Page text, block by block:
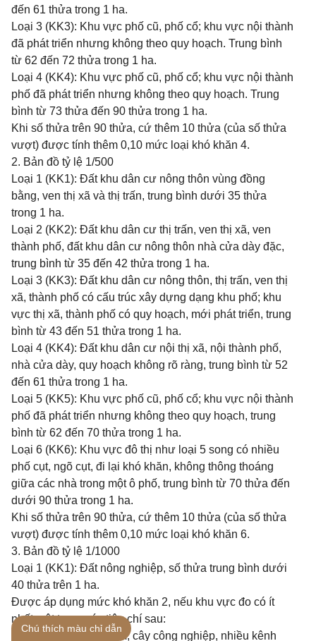
đến 61 thửa trong 1 ha.
Loại 3 (KK3): Khu vực phố cũ, phố cổ; khu vực nội thành
đã phát triển nhưng không theo quy hoạch. Trung bình
từ 62 đến 72 thửa trong 1 ha.
Loại 4 (KK4): Khu vực phố cũ, phố cổ; khu vực nội thành
phố đã phát triển nhưng không theo quy hoạch. Trung
bình từ 73 thửa đến 90 thửa trong 1 ha.
Khi số thửa trên 90 thửa, cứ thêm 10 thửa (của số thửa
vượt) được tính thêm 0,10 mức loại khó khăn 4.
2. Bản đồ tỷ lệ 1/500
Loại 1 (KK1): Đất khu dân cư nông thôn vùng đồng
bằng, ven thị xã và thị trấn, trung bình dưới 35 thửa
trong 1 ha.
Loại 2 (KK2): Đất khu dân cư thị trấn, ven thị xã, ven
thành phố, đất khu dân cư nông thôn nhà cửa dày đặc,
trung bình từ 35 đến 42 thửa trong 1 ha.
Loại 3 (KK3): Đất khu dân cư nông thôn, thị trấn, ven thị
xã, thành phố có cấu trúc xây dựng dạng khu phố; khu
vực thị xã, thành phố có quy hoạch, mới phát triển, trung
bình từ 43 đến 51 thửa trong 1 ha.
Loại 4 (KK4): Đất khu dân cư nội thị xã, nội thành phố,
nhà cửa dày, quy hoạch không rõ ràng, trung bình từ 52
đến 61 thửa trong 1 ha.
Loại 5 (KK5): Khu vực phố cũ, phố cổ; khu vực nội thành
phố đã phát triển nhưng không theo quy hoạch, trung
bình từ 62 đến 70 thửa trong 1 ha.
Loại 6 (KK6): Khu vực đô thị như loại 5 song có nhiều
phố cụt, ngõ cụt, đi lại khó khăn, không thông thoáng
giữa các nhà trong một ô phố, trung bình từ 70 thửa đến
dưới 90 thửa trong 1 ha.
Khi số thửa trên 90 thửa, cứ thêm 10 thửa (của số thửa
vượt) được tính thêm 0,10 mức loại khó khăn 6.
3. Bản đồ tỷ lệ 1/1000
Loại 1 (KK1): Đất nông nghiệp, số thửa trung bình dưới
40 thửa trên 1 ha.
Được áp dụng mức khó khăn 2, nếu khu vực đo có ít
nhất một trong các tiêu chí sau:
- Đất trồng cây lâu năm, cây công nghiệp, nhiều kênh
Chú thích màu chỉ dẫn